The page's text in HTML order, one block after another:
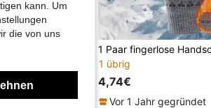
1 übrig
4,74€
Vor 1 Jahr gegründet
kann. Um
die von uns